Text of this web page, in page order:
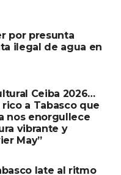
esta estrategia
oportuna de este
sino además
pacientes que
médicos
protocolo de atención
la mortalidad por
del Estado,
por presunta
ilegal de agua en
Ceiba 2026…
rico a Tabasco que
nos enorgullece
vibrante y
May”
late al ritmo